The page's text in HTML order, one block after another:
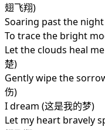
翅飞翔)
Soaring past the night
To trace the bright
Let the clouds heal
楚)
Gently wipe the
伤)
I dream (这是我的梦)
Let my heart bravely